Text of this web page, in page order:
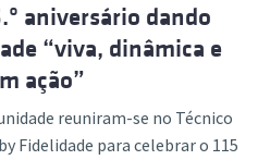
aniversário dando
“viva, dinâmica e
ação”
reuniram-se no Técnico
Fidelidade para celebrar o 115